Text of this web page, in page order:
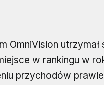
OmniVision utrzymał
w rankingu w
przychodów